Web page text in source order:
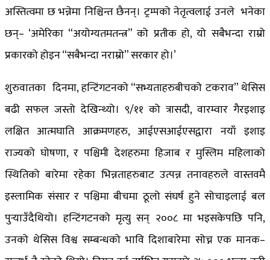
अस्तित्वमा छ भन्नेमा निश्चिन्त छैनन्। ट्रम्पको नेतृत्वलाई उनले भनेका
छन्– ‘अमेरिका “अयोग्यतमतन्त्र” को प्रतीक हो, यो सबैभन्दा राम्रो
प्रकारको होइन “सबैभन्दा नराम्रो” सरकार हो।’
शुरुवातका दिनमा, हन्टिंगटनको “सभ्यताहरुबीचको टकराव” थेसिस
बढी सफल जस्तो देखिन्थ्यो। ९/११ को त्रासदी, वारम्वार गैरइशाइ
लक्षित आत्मघाति आक्रमणहरु, आईएसआईएसद्वारा नयाँ इशाइ
राज्यको घोषणा, र पश्चिमी देशहरुमा हिजाब र मुस्लिम महिलाको
स्थितिको बारेमा रहेका भिन्नताहरुबाट उत्पन्न तनावहरुले वास्तवमै
इस्लामिक संसार र पश्चिमा बीचमा ठूलो संघर्ष हुने सोचाइलाई बल
पुर्‍याउँदैथियो। हन्टिंगटनको मृत्यु सन् २००८ मा भइसकेपछि पनि,
उनको थेसिस विश्व सम्बन्धको भावि दिशाबारेमा सोच्न एक मानक–